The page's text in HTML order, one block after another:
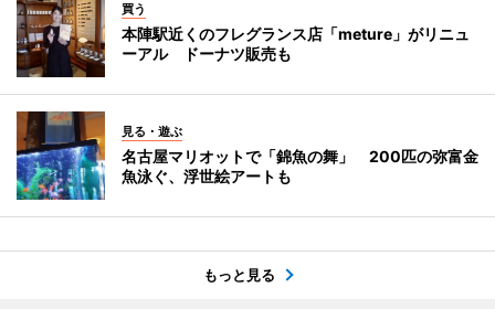
買う
本陣駅近くのフレグランス店「meture」がリニュ
ーアル ドーナツ販売も
見る・遊ぶ
名古屋マリオットで「錦魚の舞」 200匹の弥富金
魚泳ぐ、浮世絵アートも
もっと見る